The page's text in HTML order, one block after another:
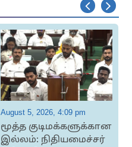
August 5, 2026, 4:09 pm
மூத்த குடிமக்களுக்கான
இல்லம்: நிதியமைச்சர்